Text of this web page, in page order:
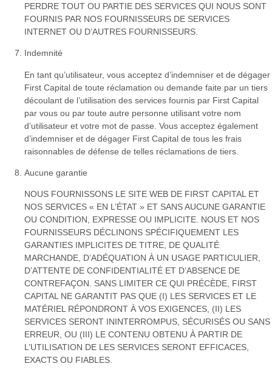
PERDRE TOUT OU PARTIE DES SERVICES QUI NOUS SONT
FOURNIS PAR NOS FOURNISSEURS DE SERVICES
INTERNET OU D’AUTRES FOURNISSEURS.
Indemnité
En tant qu’utilisateur, vous acceptez d’indemniser et de dégager
First Capital de toute réclamation ou demande faite par un tiers
découlant de l’utilisation des services fournis par First Capital
par vous ou par toute autre personne utilisant votre nom
d’utilisateur et votre mot de passe. Vous acceptez également
d’indemniser et de dégager First Capital de tous les frais
raisonnables de défense de telles réclamations de tiers.
Aucune garantie
NOUS FOURNISSONS LE SITE WEB DE FIRST CAPITAL ET
NOS SERVICES « EN L’ÉTAT » ET SANS AUCUNE GARANTIE
OU CONDITION, EXPRESSE OU IMPLICITE. NOUS ET NOS
FOURNISSEURS DÉCLINONS SPÉCIFIQUEMENT LES
GARANTIES IMPLICITES DE TITRE, DE QUALITÉ
MARCHANDE, D’ADÉQUATION À UN USAGE PARTICULIER,
D’ATTENTE DE CONFIDENTIALITÉ ET D’ABSENCE DE
CONTREFAÇON. SANS LIMITER CE QUI PRÉCÈDE, FIRST
CAPITAL NE GARANTIT PAS QUE (I) LES SERVICES ET LE
MATÉRIEL RÉPONDRONT À VOS EXIGENCES, (II) LES
SERVICES SERONT ININTERROMPUS, SÉCURISÉS OU SANS
ERREUR, OU (III) LE CONTENU OBTENU À PARTIR DE
L’UTILISATION DE LES SERVICES SERONT EFFICACES,
EXACTS OU FIABLES.